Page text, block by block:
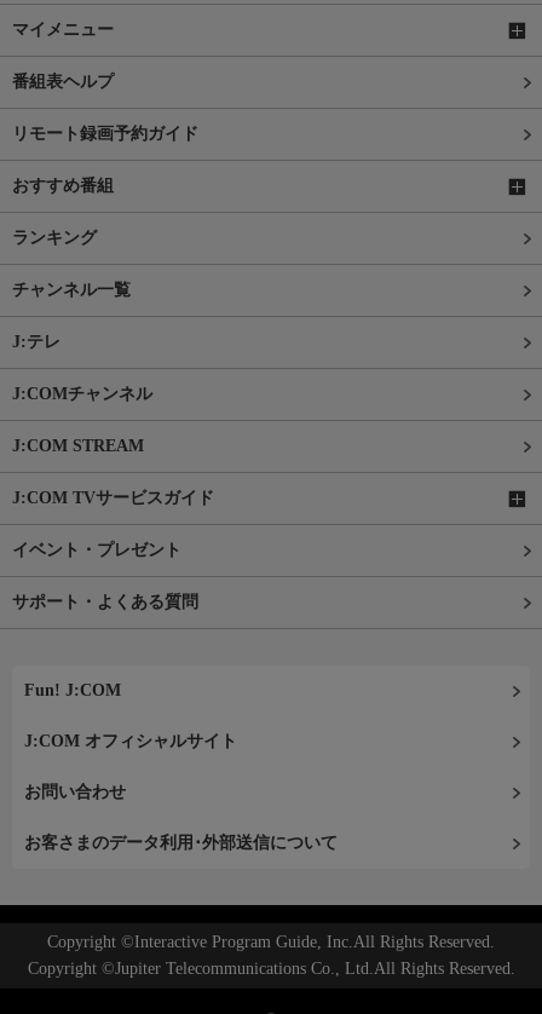
マイメニュー
番組表ヘルプ
リモート録画予約ガイド
おすすめ番組
ランキング
チャンネル一覧
J:テレ
J:COMチャンネル
J:COM STREAM
J:COM TVサービスガイド
イベント・プレゼント
サポート・よくある質問
Fun! J:COM
J:COM オフィシャルサイト
お問い合わせ
お客さまのデータ利用･外部送信について
Copyright ©Interactive Program Guide, Inc.All Rights Reserved.
Copyright ©Jupiter Telecommunications Co., Ltd.All Rights Reserved.